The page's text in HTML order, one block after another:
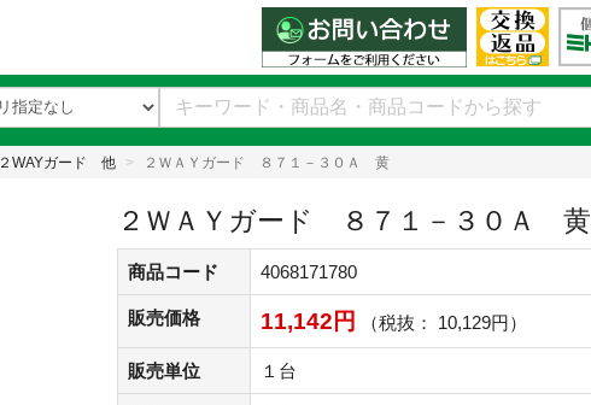
２WAYガード 他 ２ＷＡＹガード ８７１－３０Ａ 黄
２ＷＡＹガード ８７１－３０Ａ 黄
商品コード 4068171780
販売価格 11,142円 （税抜： 10,129円）
販売単位 １台